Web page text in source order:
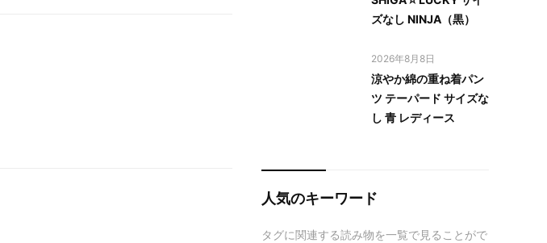
ズなし NINJA（黒）
2026年8月8日
涼やか綿の重ね着パン
ツ テーパード サイズな
し 青 レディース
人気のキーワード
タグに関連する読み物を一覧で見ることがで